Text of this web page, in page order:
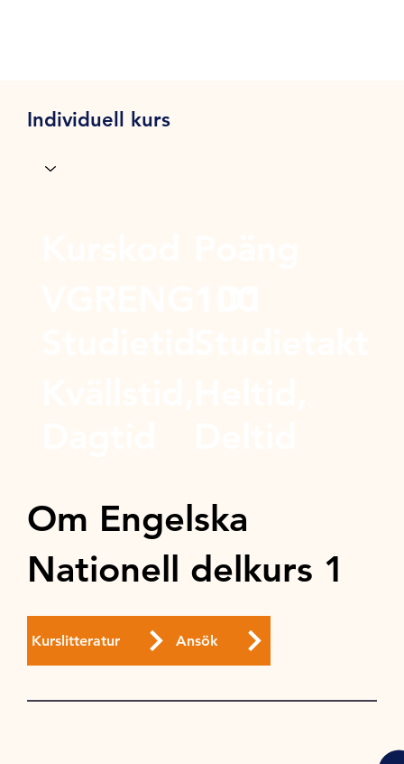
Individuell kurs
Om Engelska
Nationell delkurs 1
Kurslitteratur Ansök